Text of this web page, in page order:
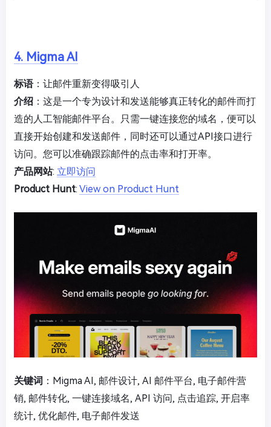
4. Migma AI
标语：让邮件重新变得吸引人
介绍 ：这是一个专为设计和发送能够真正转化的邮件而打
造的人工智能邮件平台。只需一键连接您的域名，便可以
直接开始创建和发送邮件，同时还可以通过API接口进行
访问。您可以准确跟踪邮件的点击率和打开率。
产品网站: 立即访问
Product Hunt: View on Product Hunt
关键词 ：Migma AI, 邮件设计, AI 邮件平台, 电子邮件营
销, 邮件转化, 一键连接域名, API 访问, 点击追踪, 开启率
统计, 优化邮件, 电子邮件发送